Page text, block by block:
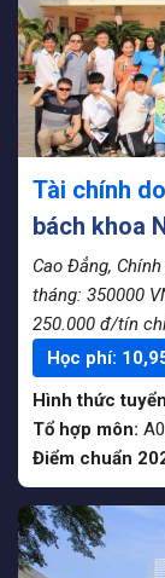
Tài chính
bách khoa
Cao Đẳng,
tháng: 350000
250.000 đ/tín
Học phí:
Hình thức
Tổ hợp môn:
Điểm chuẩn